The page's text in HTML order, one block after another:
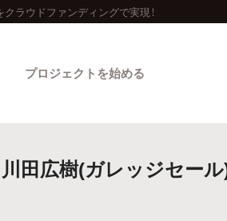
クラウドファンディングで実現！
人気のプロジ
プロジェクトを始める
川田広樹(ガレッジセール